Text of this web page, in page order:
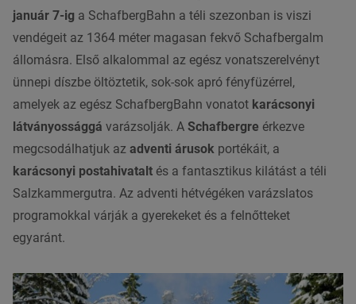
január 7-ig a SchafbergBahn a téli szezonban is viszi
vendégeit az 1364 méter magasan fekvő Schafbergalm
állomásra. Első alkalommal az egész vonatszerelvényt
ünnepi díszbe öltöztetik, sok-sok apró fényfüzérrel,
amelyek az egész SchafbergBahn vonatot karácsonyi
látványossággá varázsolják. A Schafbergre érkezve
megcsodálhatjuk az adventi árusok portékáit, a
karácsonyi postahivatalt és a fantasztikus kilátást a téli
Salzkammergutra. Az adventi hétvégéken varázslatos
programokkal várják a gyerekeket és a felnőtteket
egyaránt.